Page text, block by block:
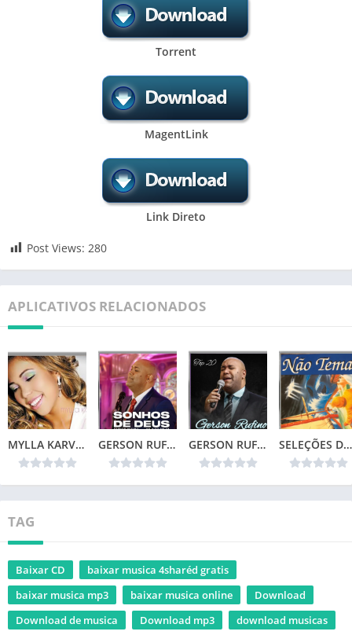
Torrent
MagentLink
Link Direto
Post Views: 280
APLICATIVOS RELACIONADOS
MYLLA KARVALHO – MINHA VIDA GERSON RUFINO – SONHOS DE DEUS (2024) GERSON RUFINO – TOP 20 SELEÇÕES DA COLEÇÃO CANÇÕES DE VIDA – NÃO TEMAS (1996)📌
TAG
Baixar CD
baixar musica 4sharéd gratis
baixar musica mp3
baixar musica online
Download
Download de musica
Download mp3 download musicas